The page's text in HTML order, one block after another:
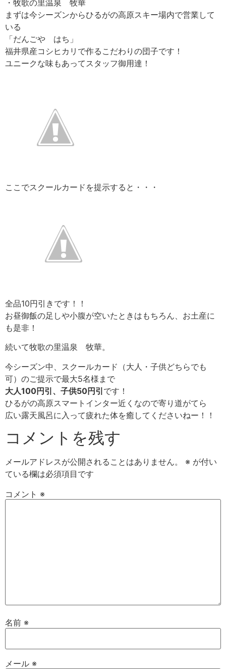
・牧歌の里温泉 牧華
まずは今シーズンからひるがの高原スキー場内で営業して
いる
「だんごや はち」
福井県産コシヒカリで作るこだわりの団子です！
ユニークな味もあってスタッフ御用達！
ここでスクールカードを提示すると・・・
全品10円引きです！！
お昼御飯の足しや小腹が空いたときはもちろん、お土産に
も是非！
続いて牧歌の里温泉 牧華。
今シーズン中、スクールカード（大人・子供どちらでも
可）のご提示で最大5名様まで
大人100円引、子供50円引です！
ひるがの高原スマートインター近くなので寄り道がてら
広い露天風呂に入って疲れた体を癒してくださいねー！！
コメントを残す
メールアドレスが公開されることはありません。 ※ が付い
ている欄は必須項目です
コメント ※
名前 ※
メール ※